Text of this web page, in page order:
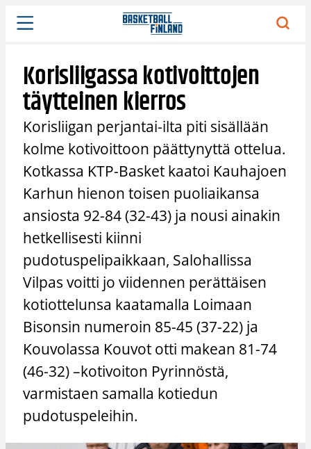
Siirry
sisältöön
Korisliigassa kotivoittojen
täytteinen kierros
Korisliigan perjantai-ilta piti sisällään
kolme kotivoittoon päättynyttä ottelua.
Kotkassa KTP-Basket kaatoi Kauhajoen
Karhun hienon toisen puoliaikansa
ansiosta 92-84 (32-43) ja nousi ainakin
hetkellisesti kiinni
pudotuspelipaikkaan, Salohallissa
Vilpas voitti jo viidennen perättäisen
kotiottelunsa kaatamalla Loimaan
Bisonsin numeroin 85-45 (37-22) ja
Kouvolassa Kouvot otti makean 81-74
(46-32) –kotivoiton Pyrinnöstä,
varmistaen samalla kotiedun
pudotuspeleihin.